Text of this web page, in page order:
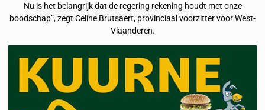
Nu is het belangrijk dat de regering rekening houdt met onze
boodschap”, zegt Celine Brutsaert, provinciaal voorzitter voor West-
Vlaanderen.